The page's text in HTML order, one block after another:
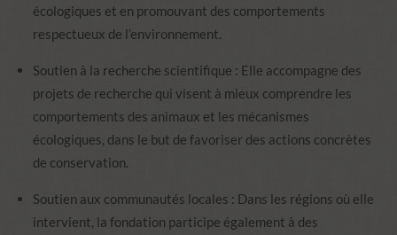
écologiques et en promouvant des comportements
respectueux de l’environnement.
Soutien à la recherche scientifique : Elle accompagne des
projets de recherche qui visent à mieux comprendre les
comportements des animaux et les mécanismes
écologiques, dans le but de favoriser des actions concrètes
de conservation.
Soutien aux communautés locales : Dans les régions où elle
intervient, la fondation participe également à des